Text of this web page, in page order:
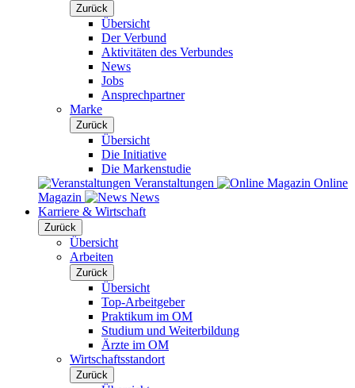
Zurück
Übersicht
Der Verbund
Aktivitäten des Verbundes
News
Jobs
Ansprechpartner
Marke
Zurück
Übersicht
Die Initiative
Die Markenstudie
Veranstaltungen
Online
Magazin
News
Karriere & Wirtschaft
Zurück
Übersicht
Arbeiten
Zurück
Übersicht
Top-Arbeitgeber
Praktikum im OM
Studium und Weiterbildung
Ärzte im OM
Wirtschaftsstandort
Zurück